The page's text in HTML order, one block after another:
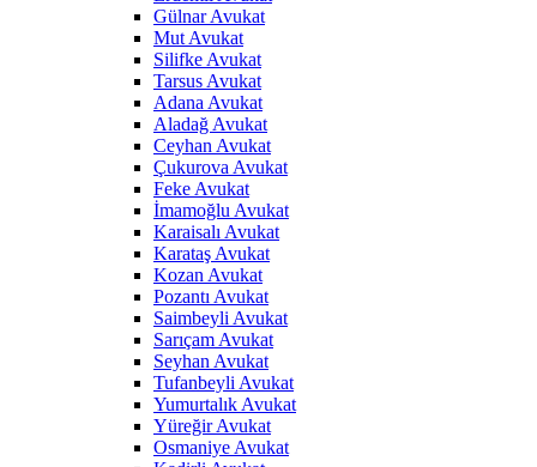
Gülnar Avukat
Mut Avukat
Silifke Avukat
Tarsus Avukat
Adana Avukat
Aladağ Avukat
Ceyhan Avukat
Çukurova Avukat
Feke Avukat
İmamoğlu Avukat
Karaisalı Avukat
Karataş Avukat
Kozan Avukat
Pozantı Avukat
Saimbeyli Avukat
Sarıçam Avukat
Seyhan Avukat
Tufanbeyli Avukat
Yumurtalık Avukat
Yüreğir Avukat
Osmaniye Avukat